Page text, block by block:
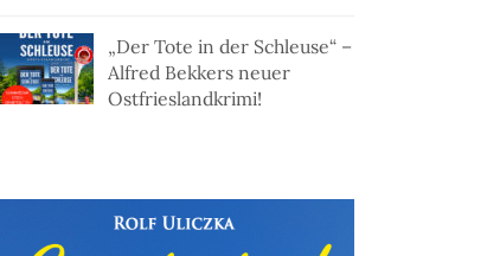
„Der Tote in der Schleuse“ –
Alfred Bekkers neuer
Ostfrieslandkrimi!